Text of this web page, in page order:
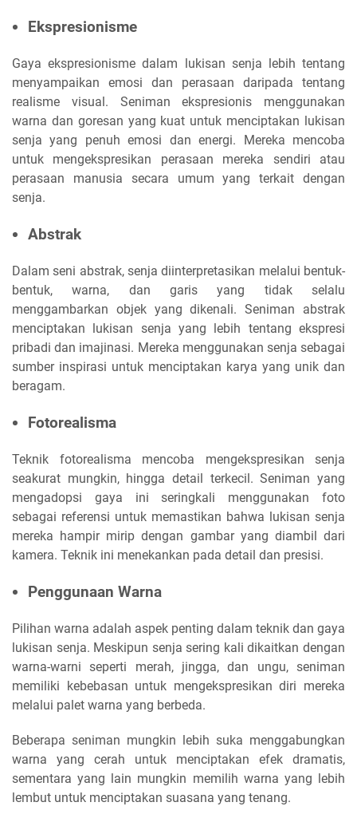
Ekspresionisme
Gaya ekspresionisme dalam lukisan senja lebih tentang
menyampaikan emosi dan perasaan daripada tentang
realisme visual. Seniman ekspresionis menggunakan
warna dan goresan yang kuat untuk menciptakan lukisan
senja yang penuh emosi dan energi. Mereka mencoba
untuk mengekspresikan perasaan mereka sendiri atau
perasaan manusia secara umum yang terkait dengan
senja.
Abstrak
Dalam seni abstrak, senja diinterpretasikan melalui bentuk-
bentuk, warna, dan garis yang tidak selalu
menggambarkan objek yang dikenali. Seniman abstrak
menciptakan lukisan senja yang lebih tentang ekspresi
pribadi dan imajinasi. Mereka menggunakan senja sebagai
sumber inspirasi untuk menciptakan karya yang unik dan
beragam.
Fotorealisma
Teknik fotorealisma mencoba mengekspresikan senja
seakurat mungkin, hingga detail terkecil. Seniman yang
mengadopsi gaya ini seringkali menggunakan foto
sebagai referensi untuk memastikan bahwa lukisan senja
mereka hampir mirip dengan gambar yang diambil dari
kamera. Teknik ini menekankan pada detail dan presisi.
Penggunaan Warna
Pilihan warna adalah aspek penting dalam teknik dan gaya
lukisan senja. Meskipun senja sering kali dikaitkan dengan
warna-warni seperti merah, jingga, dan ungu, seniman
memiliki kebebasan untuk mengekspresikan diri mereka
melalui palet warna yang berbeda.
Beberapa seniman mungkin lebih suka menggabungkan
warna yang cerah untuk menciptakan efek dramatis,
sementara yang lain mungkin memilih warna yang lebih
lembut untuk menciptakan suasana yang tenang.